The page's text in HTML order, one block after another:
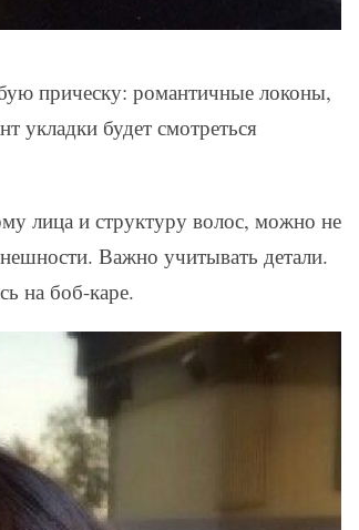
прическу: романтичные локоны,
укладки будет смотреться
лица и структуру волос, можно не
Важно учитывать детали.
на боб-каре.